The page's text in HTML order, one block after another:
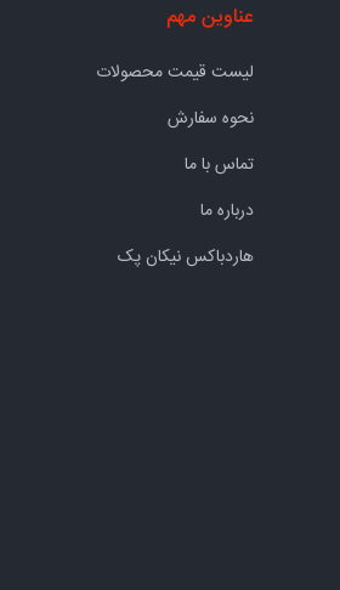
عناوین مهم
لیست قیمت محصولات
نحوه سفارش
تماس با ما
درباره ما
هاردباکس نیکان پک